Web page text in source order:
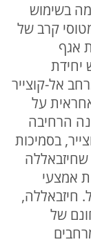
בשימוש
קרב של
אגף
יחידת
אל-קוצייר
על
הרחיבה
בסמיכות
שחיזבאללה
אמצעי
חיזבאללה,
של